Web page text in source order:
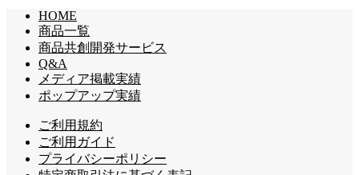
HOME
商品一覧
商品共創開発サービス
Q&A
メディア掲載実績
ポップアップ実績
ご利用規約
ご利用ガイド
プライバシーポリシー